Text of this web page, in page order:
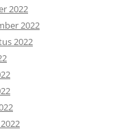
2022
2022
2022